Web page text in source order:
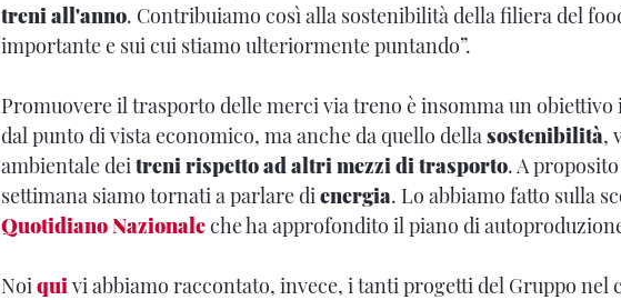
treni all'anno. Contribuiamo così alla sostenibilità della filiera del
importante e sui cui stiamo ulteriormente puntando”.
Promuovere il trasporto delle merci via treno è insomma un
dal punto di vista economico, ma anche da quello della sostenibilità,
ambientale dei treni rispetto ad altri mezzi di trasporto. A
settimana siamo tornati a parlare di energia. Lo abbiamo fatto sulla
Quotidiano Nazionaleche ha approfondito il piano di
Noi qui vi abbiamo raccontato, invece, i tanti progetti del Gruppo nel